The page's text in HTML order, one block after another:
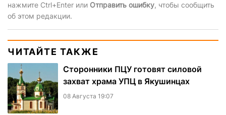
нажмите Ctrl+Enter или Отправить ошибку, чтобы сообщить
об этом редакции.
ЧИТАЙТЕ ТАКЖЕ
Сторонники ПЦУ готовят силовой
захват храма УПЦ в Якушинцах
08 Августа 19:07